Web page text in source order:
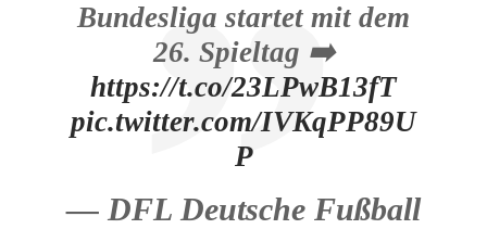
Bundesliga startet mit dem
26. Spieltag ➡️
https://t.co/23LPwB13fT
pic.twitter.com/IVKqPP89U
P
— DFL Deutsche Fußball